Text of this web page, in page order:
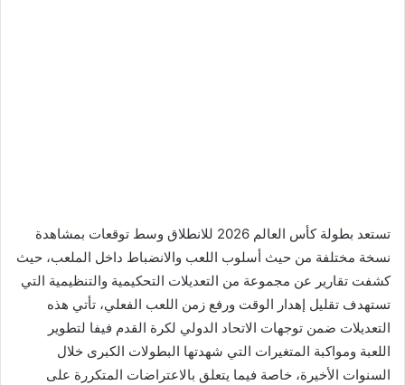
تستعد بطولة كأس العالم 2026 للانطلاق وسط توقعات بمشاهدة
نسخة مختلفة من حيث أسلوب اللعب والانضباط داخل الملعب، حيث
كشفت تقارير عن مجموعة من التعديلات التحكيمية والتنظيمية التي
تستهدف تقليل إهدار الوقت ورفع زمن اللعب الفعلي، تأتي هذه
التعديلات ضمن توجهات الاتحاد الدولي لكرة القدم فيفا لتطوير
اللعبة ومواكبة المتغيرات التي شهدتها البطولات الكبرى خلال
السنوات الأخيرة، خاصة فيما يتعلق بالاعتراضات المتكررة على